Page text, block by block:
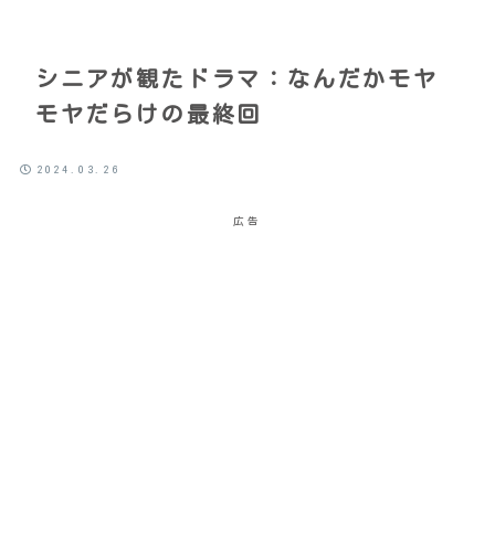
シニアが観たドラマ：なんだかモヤ
モヤだらけの最終回
2024.03.26
広告